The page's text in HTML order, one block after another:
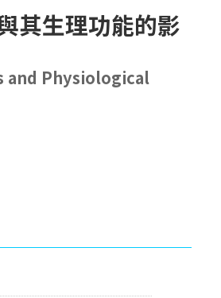
其生理功能的影
and Physiological